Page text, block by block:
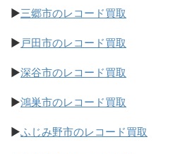
▶三郷市のレコード買取
▶戸田市のレコード買取
▶深谷市のレコード買取
▶鴻巣市のレコード買取
▶ふじみ野市のレコード買取